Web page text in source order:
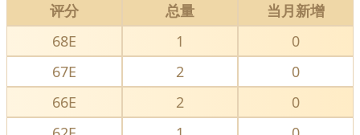
评分 总量
当月新增
68E
1
0
67E
2
0
66E
2
0